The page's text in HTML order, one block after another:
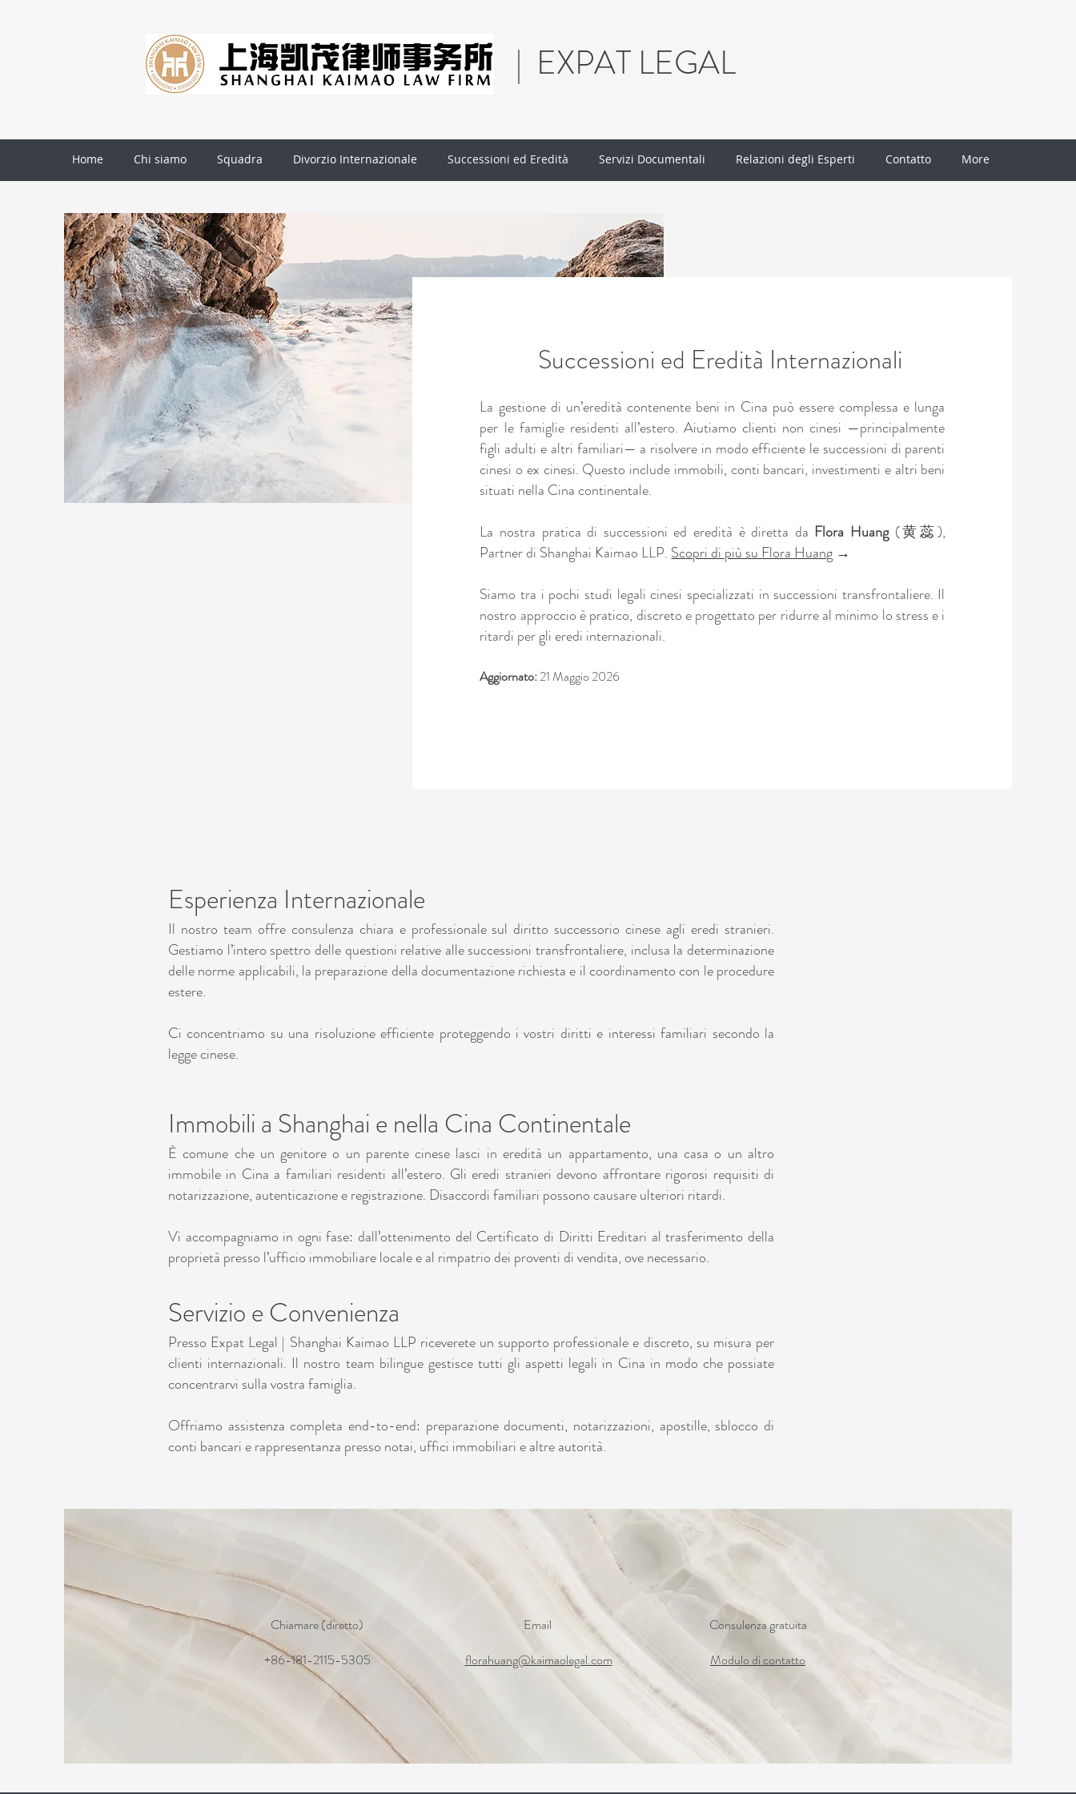
| EXPAT LEGAL
Home Chi siamo Squadra Divorzio Internazionale Successioni ed Eredità Servizi Documentali Relazioni degli Esperti Contatto More
Successioni ed Eredità Internazionali
La gestione di un’eredità contenente beni in Cina può essere complessa e lunga
per le famiglie residenti all’estero. Aiutiamo clienti non cinesi —principalmente
figli adulti e altri familiari— a risolvere in modo efficiente le successioni di parenti
cinesi o ex cinesi. Questo include immobili, conti bancari, investimenti e altri beni
situati nella Cina continentale.
La nostra pratica di successioni ed eredità è diretta da Flora Huang(黄蕊 ),
Partner di Shanghai Kaimao LLP. Scopri di più su Flora Huang →
Siamo tra i pochi studi legali cinesi specializzati in successioni transfrontaliere. Il
nostro approccio è pratico, discreto e progettato per ridurre al minimo lo stress e i
ritardi per gli eredi internazionali.
Aggiornato:21 Maggio 2026
Esperienza Internazionale
Il nostro team offre consulenza chiara e professionale sul diritto successorio cinese agli eredi stranieri.
Gestiamo l’intero spettro delle questioni relative alle successioni transfrontaliere, inclusa la determinazione
delle norme applicabili, la preparazione della documentazione richiesta e il coordinamento con le procedure
estere.
Ci concentriamo su una risoluzione efficiente proteggendo i vostri diritti e interessi familiari secondo la
legge cinese.
Immobili a Shanghai e nella Cina Continentale
È comune che un genitore o un parente cinese lasci in eredità un appartamento, una casa o un altro
immobile in Cina a familiari residenti all’estero. Gli eredi stranieri devono affrontare rigorosi requisiti di
notarizzazione, autenticazione e registrazione. Disaccordi familiari possono causare ulteriori ritardi.
Vi accompagniamo in ogni fase: dall’ottenimento del Certificato di Diritti Ereditari al trasferimento della
proprietà presso l’ufficio immobiliare locale e al rimpatrio dei proventi di vendita, ove necessario.
Servizio e Convenienza
Presso Expat Legal | Shanghai Kaimao LLP riceverete un supporto professionale e discreto, su misura per
clienti internazionali. Il nostro team bilingue gestisce tutti gli aspetti legali in Cina in modo che possiate
concentrarvi sulla vostra famiglia.
Offriamo assistenza completa end-to-end: preparazione documenti, notarizzazioni, apostille, sblocco di
conti bancari e rappresentanza presso notai, uffici immobiliari e altre autorità.
Chiamare (diretto)
+86-181-2115-5305
Email
florahuang@kaimaolegal.com
Consulenza gratuita
Modulo di contatto